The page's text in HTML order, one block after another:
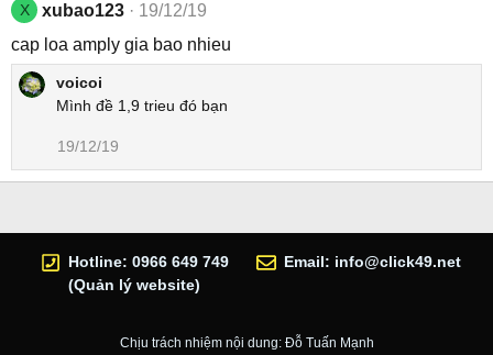
X xubao123
19/12/19
cap loa amply gia bao nhieu
voicoi
Mình đề 1,9 trieu đó bạn
19/12/19
Hotline: 0966 649 749
(Quản lý website)
Email: info@click49.net
Chịu trách nhiệm nội dung: Đỗ Tuấn Mạnh